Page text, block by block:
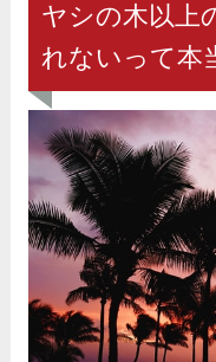
ヤシの木以上
れないって本